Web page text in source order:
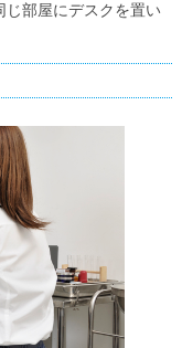
じ部屋にデスクを置い